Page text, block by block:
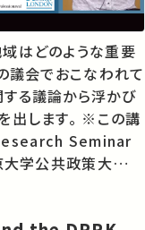
はどのような重要
議会でおこなわれて
る議論から浮かび
す。 ※この講
の学びに繋がるか